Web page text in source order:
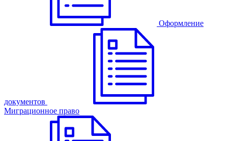
Оформление
документов
Миграционное право